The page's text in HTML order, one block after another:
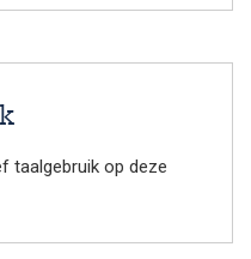
taalgebruik op deze